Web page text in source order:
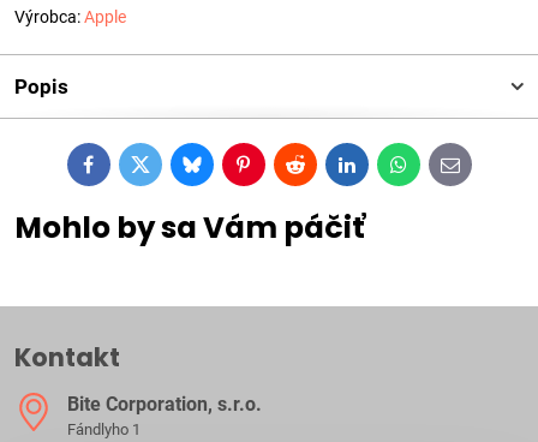
Výrobca:Apple
Popis
FacebookTwitterBlueskyPinterestRedditLinkedInWhatsApp
E-
mail
Mohlo by sa Vám páčiť
Kontakt
Bite Corporation, s​.r​.o​.
Fándlyho 1